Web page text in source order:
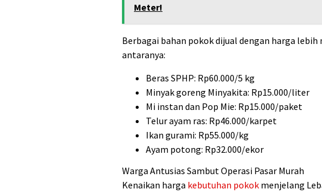
Meter!
Berbagai bahan pokok dijual dengan harga
antaranya:
Beras SPHP: Rp60.000/5 kg
Minyak goreng Minyakita: Rp15.000/liter
Mi instan dan Pop Mie: Rp15.000/paket
Telur ayam ras: Rp46.000/karpet
Ikan gurami: Rp55.000/kg
Ayam potong: Rp32.000/ekor
Warga Antusias Sambut Operasi Pasar Murah
Kenaikan harga kebutuhan pokok menjelang